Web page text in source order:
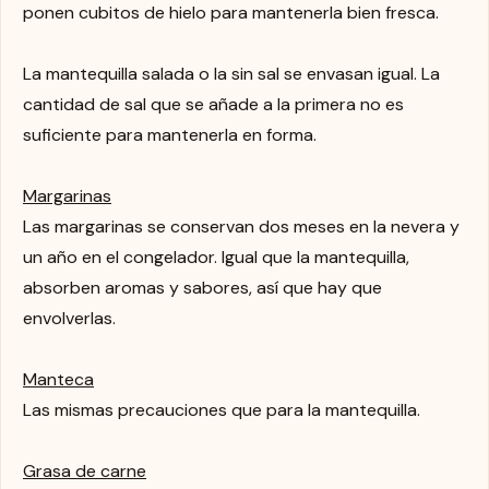
ponen cubitos de hielo para mantenerla bien fresca.
La mantequilla salada o la sin sal se envasan igual. La
cantidad de sal que se añade a la primera no es
suficiente para mantenerla en forma.
Margarinas
Las margarinas se conservan dos meses en la nevera y
un año en el congelador. Igual que la mantequilla,
absorben aromas y sabores, así que hay que
envolverlas.
Manteca
Las mismas precauciones que para la mantequilla.
Grasa de carne